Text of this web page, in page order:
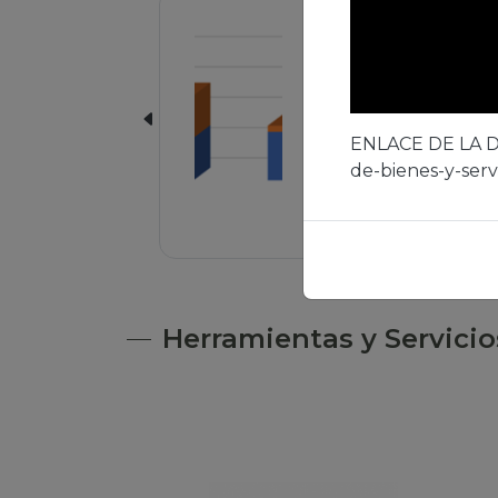
ENLACE DE LA
de-bienes-y-
gestiones 2024,
2026
Actualizado hace 655627
Herramientas y